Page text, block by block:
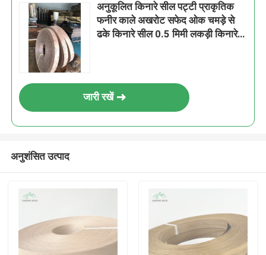
अनुकूलित किनारे सील पट्टी प्राकृतिक
फनीर काले अखरोट सफेद ओक चमड़े से
ढके किनारे सील 0.5 मिमी लकड़ी किनारे
जारी रखें
अनुशंसित उत्पाद